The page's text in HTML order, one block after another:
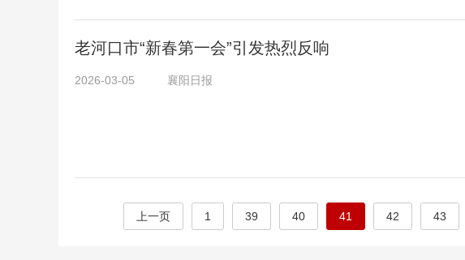
老河口市“新春第一会”引发热烈反响
2026-03-05 襄阳日报
上一页 1 39 40 41 42 43